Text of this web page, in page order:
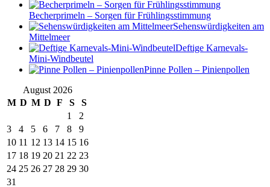
Becherprimeln – Sorgen für Frühlingsstimmung
Sehenswürdigkeiten am
Mittelmeer
Deftige Karnevals-
Mini-Windbeutel
Pinne Pollen – Pinienpollen
August 2026
M D M D F S
S
1
2
3
4 5 6 7 8
9
10 11 12 13 14 15 16
17 18 19 20 21 22 23
24 25 26 27 28 29 30
31